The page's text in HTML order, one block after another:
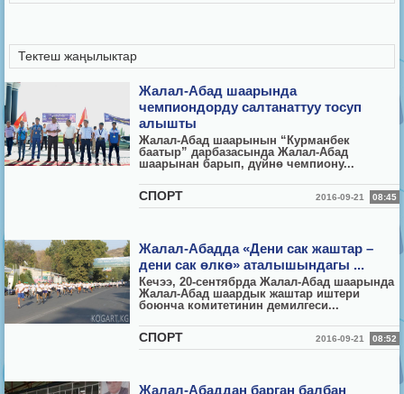
Тектеш жаңылыктар
Жалал-Абад шаарында
чемпиондорду салтанаттуу тосуп
алышты
Жалал-Абад шаарынын “Курманбек
баатыр” дарбазасында Жалал-Абад
шаарынан барып, дүйнө чемпиону...
СПОРТ 2016-09-21 08:45
Жалал-Абадда «Дени сак жаштар –
дени сак өлкө» аталышындагы ...
Кечээ, 20-сентябрда Жалал-Абад шаарында
Жалал-Абад шаардык жаштар иштери
боюнча комитетинин демилгеси...
СПОРТ 2016-09-21 08:52
Жалал-Абаддан барган балбан